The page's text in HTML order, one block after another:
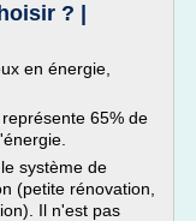
? |
en énergie,
65% de
système de
(petite rénovation,
Il n'est pas